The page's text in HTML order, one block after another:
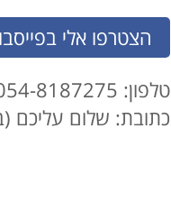
הצטרפו אלי
טלפון: 054-8187275
כתובת: שלום עליכם